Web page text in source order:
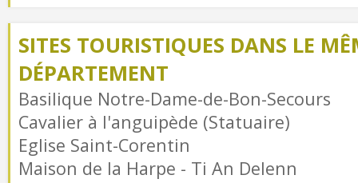
SITES TOURISTIQUES DANS LE
DÉPARTEMENT
Basilique Notre-Dame-de-Bon-Secours
Cavalier à l'anguipède (Statuaire)
Eglise Saint-Corentin
Maison de la Harpe - Ti An Delenn